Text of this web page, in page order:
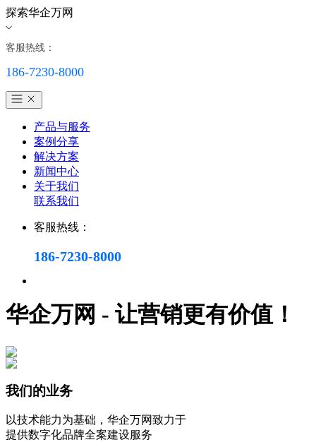
探索华企万网
客服热线：
186-7230-8000
产品与服务
案例分享
解决方案
新闻中心
关于我们
联系我们
客服热线：
186-7230-8000
华企万网 - 让营销更有价值！
我们的业务
以技术能力为基础，华企万网致力于
提供数字化品牌全案建设服务